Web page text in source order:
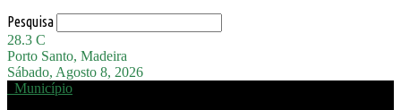
Pesquisa
28.3 C
Porto Santo, Madeira
Sábado, Agosto 8, 2026
Município